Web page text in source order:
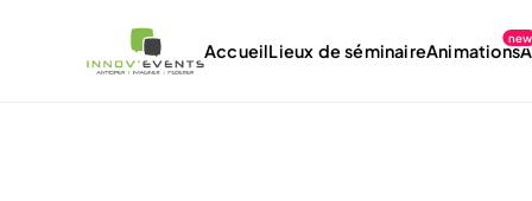
AccueilLieux de séminaireAnimations
new